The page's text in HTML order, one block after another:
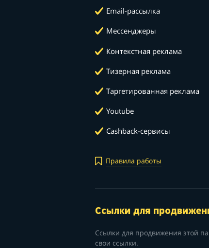
Email-рассылка
Мессенджеры
Контекстная реклама
Тизерная реклама
Таргетированная реклама
Youtube
Cashback-сервисы
Правила работы
Ссылки для
Ссылки для продвижения этой
свои ссылки.